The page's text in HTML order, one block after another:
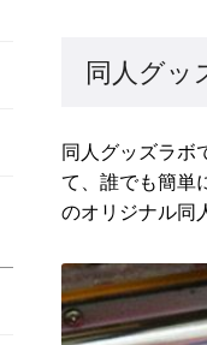
同人グッ
同人グッズラボ
て、誰でも簡単
のオリジナル同